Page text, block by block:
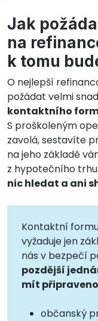
Jak
na
k tomu
O nejlepší
požádat velmi
kontaktního
S proškoleným
zavolá, sestavíte
na jeho základě
z hypotečního
nic hledat a ani
Kontaktní
vyžaduje jen
nás v bezpečí
pozdější
mít připraveno
občanský